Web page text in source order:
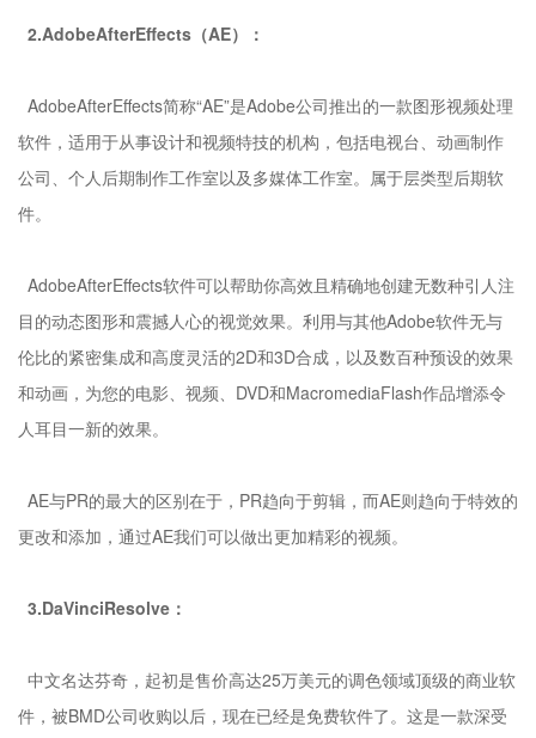
2.AdobeAfterEffects（AE）：
AdobeAfterEffects简称“AE”是Adobe公司推出的一款图形视频处理
软件，适用于从事设计和视频特技的机构，包括电视台、动画制作
公司、个人后期制作工作室以及多媒体工作室。属于层类型后期软
件。
AdobeAfterEffects软件可以帮助你高效且精确地创建无数种引人注
目的动态图形和震撼人心的视觉效果。利用与其他Adobe软件无与
伦比的紧密集成和高度灵活的2D和3D合成，以及数百种预设的效果
和动画，为您的电影、视频、DVD和MacromediaFlash作品增添令
人耳目一新的效果。
AE与PR的最大的区别在于，PR趋向于剪辑，而AE则趋向于特效的
更改和添加，通过AE我们可以做出更加精彩的视频。
3.DaVinciResolve：
中文名达芬奇，起初是售价高达25万美元的调色领域顶级的商业软
件，被BMD公司收购以后，现在已经是免费软件了。这是一款深受